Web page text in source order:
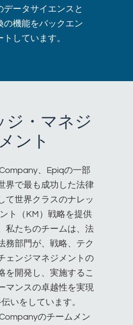
データサイエンスと
の機能をバックエン
トしています。
ジ・マネジ
メント
、Epiqの一部
界で最も成功した法律
て世界クラスのナレッ
ト（KM）戦略を提供
私たちのチームは、法
務部門が、戦略、テク
ェンジマネジメントの
を開発し、実施するこ
マンスの卓越性を実現
いをしています。
のチームメン